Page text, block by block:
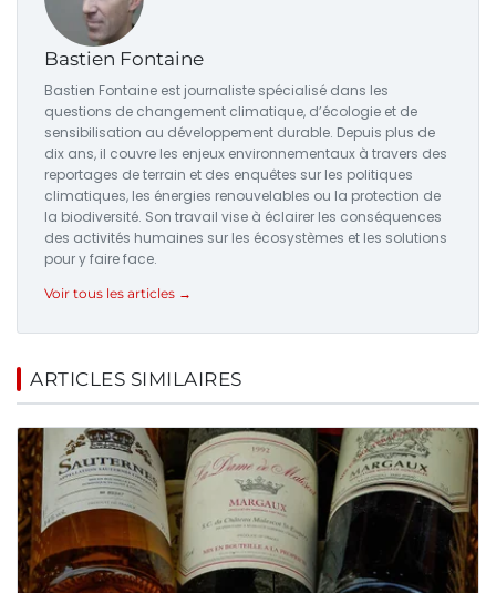
Bastien Fontaine
Bastien Fontaine est journaliste spécialisé dans les
questions de changement climatique, d’écologie et de
sensibilisation au développement durable. Depuis plus de
dix ans, il couvre les enjeux environnementaux à travers des
reportages de terrain et des enquêtes sur les politiques
climatiques, les énergies renouvelables ou la protection de
la biodiversité. Son travail vise à éclairer les conséquences
des activités humaines sur les écosystèmes et les solutions
pour y faire face.
Voir tous les articles →
ARTICLES SIMILAIRES